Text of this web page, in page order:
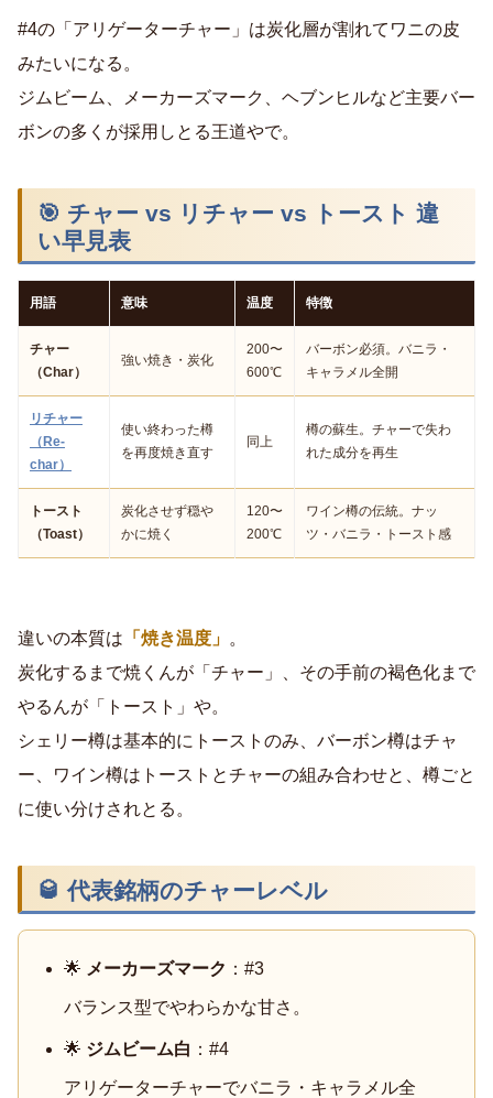
#4の「アリゲーターチャー」は炭化層が割れてワニの皮
みたいになる。
ジムビーム、メーカーズマーク、ヘブンヒルなど主要バー
ボンの多くが採用しとる王道やで。
🎯 チャー vs リチャー vs トースト 違
い早見表
用語 意味 温度 特徴
チャー
（Char）
強い焼き・炭化
200〜
600℃
バーボン必須。バニラ・
キャラメル全開
リチャー
（Re-
char）
使い終わった樽
を再度焼き直す
同上
樽の蘇生。チャーで失わ
れた成分を再生
トースト
（Toast）
炭化させず穏や
かに焼く
120〜
200℃
ワイン樽の伝統。ナッ
ツ・バニラ・トースト感
違いの本質は 「焼き温度」 。
炭化するまで焼くんが「チャー」、その手前の褐色化まで
やるんが「トースト」や。
シェリー樽は基本的にトーストのみ、バーボン樽はチャ
ー、ワイン樽はトーストとチャーの組み合わせと、樽ごと
に使い分けされとる。
🥃 代表銘柄のチャーレベル
🌟 メーカーズマーク ：#3
バランス型でやわらかな甘さ。
🌟 ジムビーム白 ：#4
アリゲーターチャーでバニラ・キャラメル全